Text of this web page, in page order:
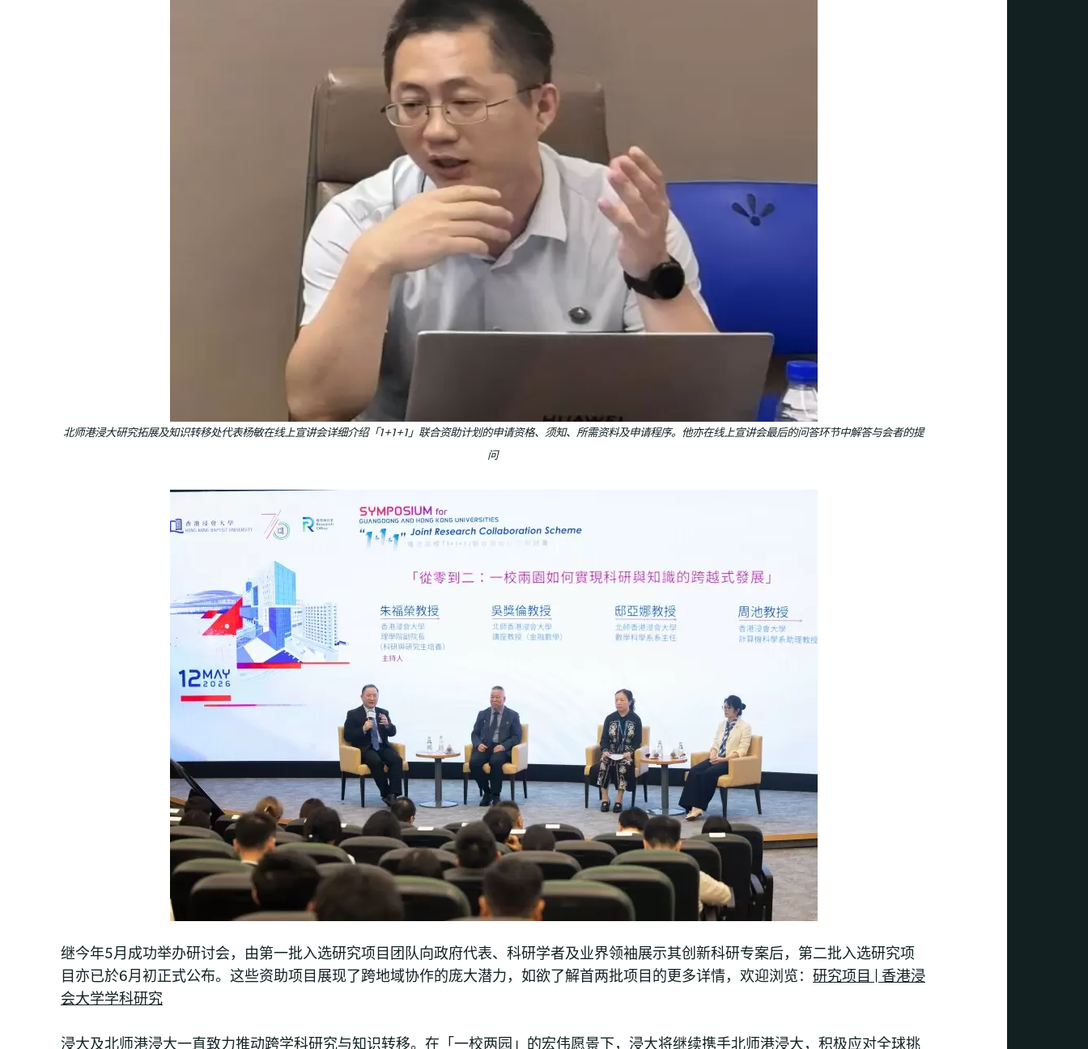
北师港浸大研究拓展及知识转移处代表杨敏在线上宣讲会详细介绍「1+1+1」联合资助计划的申请资格、须知、所需资料及申请程序。他亦在线上宣讲会最后的问答环节中解答与会者的提
问
继今年5月成功举办研讨会，由第一批入选研究项目团队向政府代表、科研学者及业界领袖展示其创新科研专案后，第二批入选研究项
目亦已於6月初正式公布。这些资助项目展现了跨地域协作的庞大潜力，如欲了解首两批项目的更多详情，欢迎浏览： 研究项目 | 香港浸
会大学学科研究
浸大及北师港浸大一直致力推动跨学科研究与知识转移。在「一校两园」的宏伟愿景下，浸大将继续携手北师港浸大，积极应对全球挑